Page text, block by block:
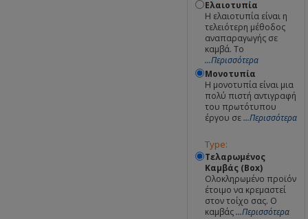
Ελαιοτυπία
Η ελαιοτυπία είναι η
τελειότερη μέθοδος
αναπαραγωγής σε
καμβά. Το
...Περισσότερα
Μονοτυπία
Η μονοτυπία είναι μια
πολύ πιστή αντιγραφή
του πρωτότυπου
έργου σε...Περισσότερα
Type:
Τελαρωμένος
Καμβάς (Box)
Ολοκληρωμένο προϊόν
έτοιμο να κρεμαστεί
στον τοίχο σας. Ο
καμβάς...Περισσότερα